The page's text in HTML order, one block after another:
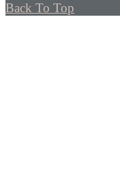
Back To Top